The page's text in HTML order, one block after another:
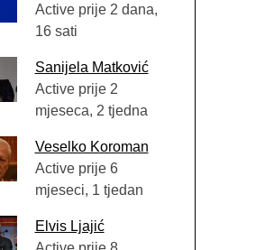
Active prije 2 dana,
16 sati
Sanijela Matković
Active prije 2
mjeseca, 2 tjedna
Veselko Koroman
Active prije 6
mjeseci, 1 tjedan
Elvis Ljajić